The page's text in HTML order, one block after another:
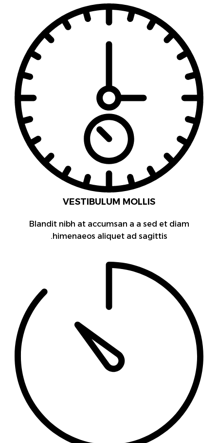
VESTIBULUM MOLLIS
Blandit nibh at accumsan a a sed et diam
himenaeos aliquet ad sagittis.